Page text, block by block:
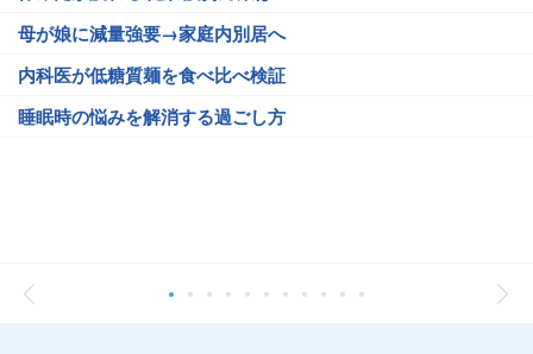
母が娘に減量強要→家庭内別居へ
内科医が低糖質麺を食べ比べ検証
睡眠時の悩みを解消する過ごし方